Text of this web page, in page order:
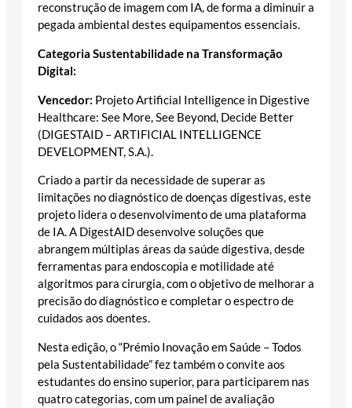
reconstrução de imagem com IA, de forma a diminuir a
pegada ambiental destes equipamentos essenciais.
Categoria Sustentabilidade na Transformação
Digital:
Vencedor: Projeto Artificial Intelligence in Digestive
Healthcare: See More, See Beyond, Decide Better
(DIGESTAID – ARTIFICIAL INTELLIGENCE
DEVELOPMENT, S.A.).
Criado a partir da necessidade de superar as
limitações no diagnóstico de doenças digestivas, este
projeto lidera o desenvolvimento de uma plataforma
de IA. A DigestAID desenvolve soluções que
abrangem múltiplas áreas da saúde digestiva, desde
ferramentas para endoscopia e motilidade até
algoritmos para cirurgia, com o objetivo de melhorar a
precisão do diagnóstico e completar o espectro de
cuidados aos doentes.
Nesta edição, o “Prémio Inovação em Saúde – Todos
pela Sustentabilidade” fez também o convite aos
estudantes do ensino superior, para participarem nas
quatro categorias, com um painel de avaliação